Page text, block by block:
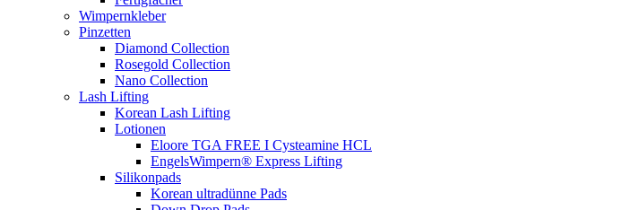
Wimpernkleber
Pinzetten
Diamond Collection
Rosegold Collection
Nano Collection
Lash Lifting
Korean Lash Lifting
Lotionen
Eloore TGA FREE I Cysteamine HCL
EngelsWimpern® Express Lifting
Silikonpads
Korean ultradünne Pads